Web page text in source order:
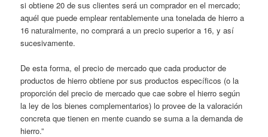
si obtiene 20 de sus clientes será un comprador en el mercado;
aquél que puede emplear rentablemente una tonelada de hierro a
16 naturalmente, no comprará a un precio superior a 16, y así
sucesivamente.
De esta forma, el precio de mercado que cada productor de
productos de hierro obtiene por sus productos específicos (o la
proporción del precio de mercado que cae sobre el hierro según
la ley de los bienes complementarios) lo provee de la valoración
concreta que tienen en mente cuando se suma a la demanda de
hierro.”